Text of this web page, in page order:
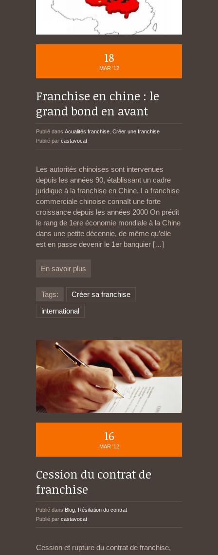
18
MAR '12
Franchise en chine : le
grand bond en avant
Publié dans Acualités franchise Créer une franchise
Publié par castavocat
Les autorités chinoises sont intervenues
depuis les années 90, établissant un cadre
juridique à la franchise en Chine. La franchise
commerciale chinoise connaît une forte
croissance depuis les années 2000 On prédit
le rang de 1ere économie mondiale à la Chine
dans une petite décennie, de même qu’elle
est en passe devenir le 1er banquier […]
En savoir plus
Tags:
Créer sa franchise
international
16
MAR '12
Cession du contrat de
franchise
Publié dans Blog Résiliation du contrat
Publié par castavocat
Cession et rupture du contrat de franchise,